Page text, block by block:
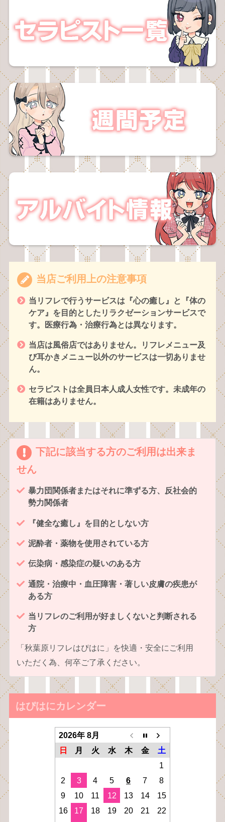
当店ご利用上の注意事項
当リフレで行うサービスは『心の癒し』と『体の
ケア』を目的としたリラクゼーションサービスで
す。医療行為・治療行為とは異なります。
当店は風俗店ではありません。リフレメニュー及
び耳かきメニュー以外のサービスは一切ありませ
ん。
セラピストは全員日本人成人女性です。未成年の
在籍はありません。
下記に該当する方のご利用は出来ま
せん
暴力団関係者またはそれに準ずる方、反社会的
勢力関係者
『健全な癒し』を目的としない方
泥酔者・薬物を使用されている方
伝染病・感染症の疑いのある方
通院・治療中・血圧障害・著しい皮膚の疾患が
ある方
当リフレのご利用が好ましくないと判断される
方
「秋葉原リフレはぴはに」を快適・安全にご利用
いただく為、何卒ご了承ください。
はぴはにカレンダー
2026年 8月
日
月 火 水 木 金
土
1
2
3 4 5 6 7
8
9
10 11 12 13 14
15
16
17 18 19 20 21
22